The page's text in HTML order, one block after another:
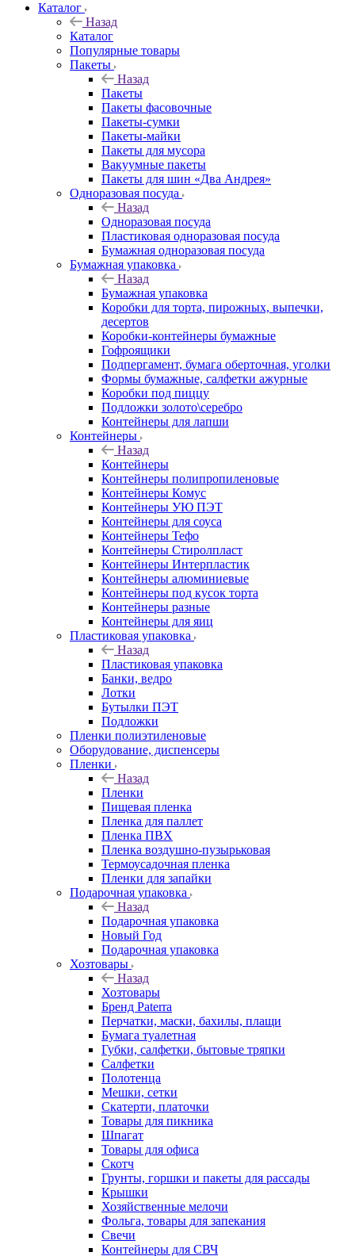
Каталог
Назад
Каталог
Популярные товары
Пакеты
Назад
Пакеты
Пакеты фасовочные
Пакеты-сумки
Пакеты-майки
Пакеты для мусора
Вакуумные пакеты
Пакеты для шин «Два Андрея»
Одноразовая посуда
Назад
Одноразовая посуда
Пластиковая одноразовая посуда
Бумажная одноразовая посуда
Бумажная упаковка
Назад
Бумажная упаковка
Коробки для торта, пирожных, выпечки,
десертов
Коробки-контейнеры бумажные
Гофроящики
Подпергамент, бумага оберточная, уголки
Формы бумажные, салфетки ажурные
Коробки под пиццу
Подложки золото\серебро
Контейнеры для лапши
Контейнеры
Назад
Контейнеры
Контейнеры полипропиленовые
Контейнеры Комус
Контейнеры УЮ ПЭТ
Контейнеры для соуса
Контейнеры Тефо
Контейнеры Стиролпласт
Контейнеры Интерпластик
Контейнеры алюминиевые
Контейнеры под кусок торта
Контейнеры разные
Контейнеры для яиц
Пластиковая упаковка
Назад
Пластиковая упаковка
Банки, ведро
Лотки
Бутылки ПЭТ
Подложки
Пленки полиэтиленовые
Оборудование, диспенсеры
Пленки
Назад
Пленки
Пищевая пленка
Пленка для паллет
Пленка ПВХ
Пленка воздушно-пузырьковая
Термоусадочная пленка
Пленки для запайки
Подарочная упаковка
Назад
Подарочная упаковка
Новый Год
Подарочная упаковка
Хозтовары
Назад
Хозтовары
Бренд Paterra
Перчатки, маски, бахилы, плащи
Бумага туалетная
Губки, салфетки, бытовые тряпки
Салфетки
Полотенца
Мешки, сетки
Скатерти, платочки
Товары для пикника
Шпагат
Товары для офиса
Скотч
Грунты, горшки и пакеты для рассады
Крышки
Хозяйственные мелочи
Фольга, товары для запекания
Свечи
Контейнеры для СВЧ